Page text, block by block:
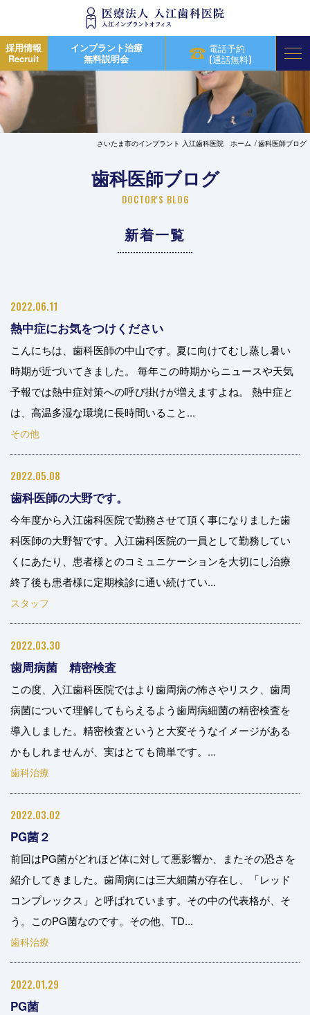
採用情報
Recruit
インプラント治療
無料説明会
電話予約
(通話無料)
さいたま市のインプラント 入江歯科医院 ホーム 歯科医師ブログ
歯科医師ブログ
DOCTOR'S BLOG
新着一覧
2022.06.11
熱中症にお気をつけください
こんにちは、歯科医師の中山です。夏に向けてむし蒸し暑い
時期が近づいてきました。 毎年この時期からニュースや天気
予報では熱中症対策への呼び掛けが増えますよね。 熱中症と
は、高温多湿な環境に長時間いること...
その他
2022.05.08
歯科医師の大野です。
今年度から入江歯科医院で勤務させて頂く事になりました歯
科医師の大野智です。入江歯科医院の一員として勤務してい
くにあたり、患者様とのコミュニケーションを大切にし治療
終了後も患者様に定期検診に通い続けてい...
スタッフ
2022.03.30
歯周病菌 精密検査
この度、入江歯科医院ではより歯周病の怖さやリスク、歯周
病菌について理解してもらえるよう歯周病細菌の精密検査を
導入しました。精密検査というと大変そうなイメージがある
かもしれませんが、実はとても簡単です。...
歯科治療
2022.03.02
PG菌２
前回はPG菌がどれほど体に対して悪影響か、またその恐さを
紹介してきました。歯周病には三大細菌が存在し、「レッド
コンプレックス」と呼ばれています。その中の代表格が、そ
う。このPG菌なのです。その他、TD...
歯科治療
2022.01.29
PG菌